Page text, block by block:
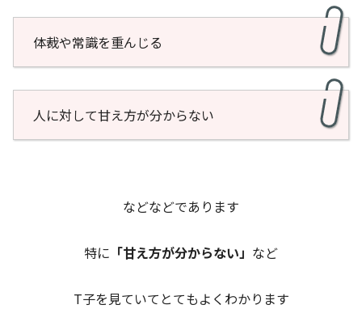
体裁や常識を重んじる
人に対して甘え方が分からない
などなどであります
特に 「甘え方が分からない」 など
T子を見ていてとてもよくわかります